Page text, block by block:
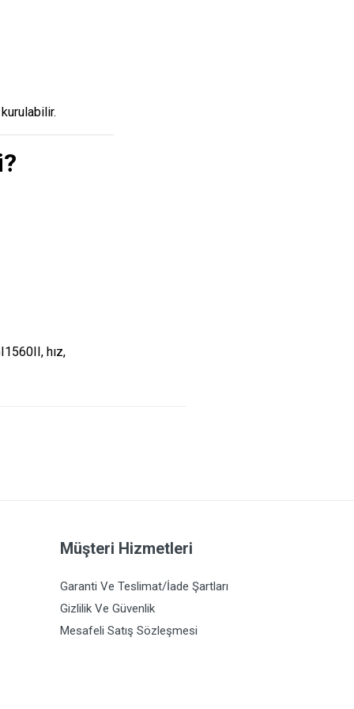
hız,
Müşteri Hizmetleri
Garanti Ve Teslimat/İade Şartları
Gizlilik Ve Güvenlik
Mesafeli Satış Sözleşmesi